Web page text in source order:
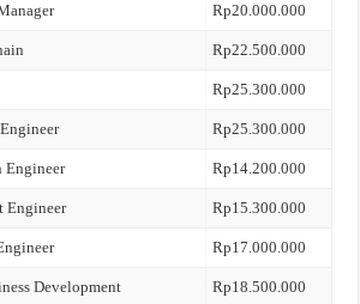
Rp20.000.000
Rp22.500.000
Rp25.300.000
Rp25.300.000
Engineer Rp14.200.000
Engineer Rp15.300.000
Rp17.000.000
Development Rp18.500.000